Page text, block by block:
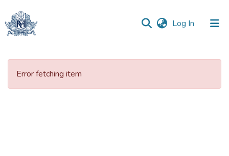
Log In (current)
Communities
Error fetching item